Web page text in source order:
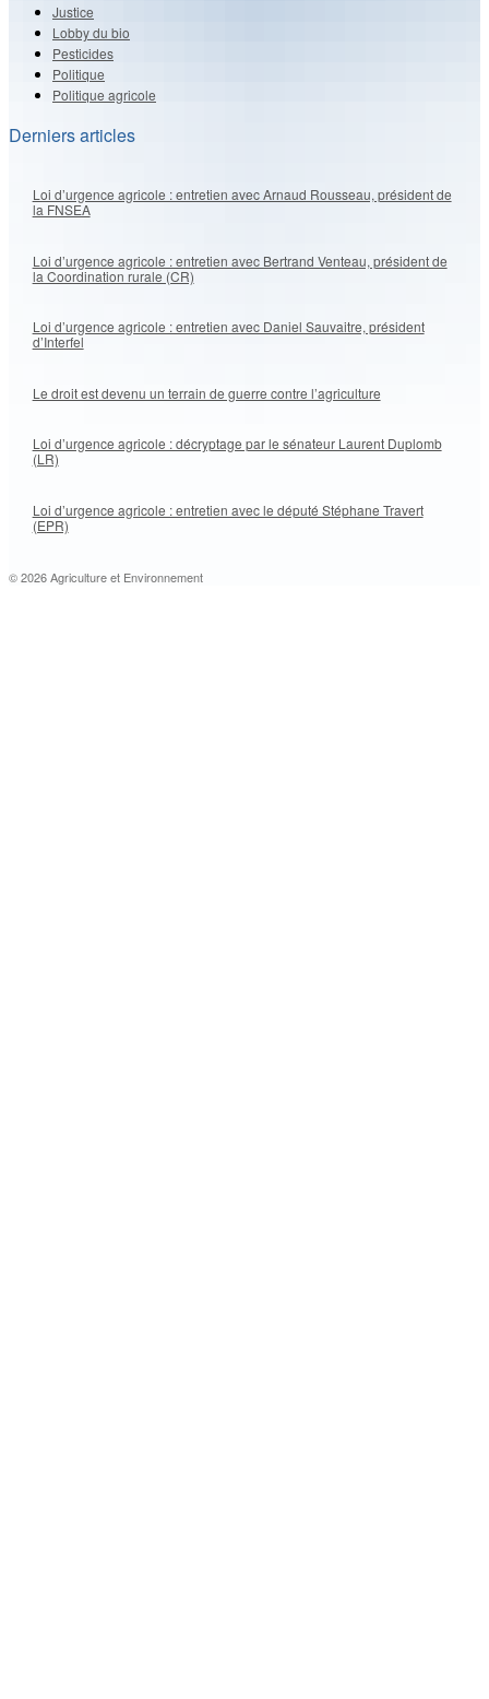
Justice
Lobby du bio
Pesticides
Politique
Politique agricole
Derniers articles
Loi d’urgence agricole : entretien avec Arnaud Rousseau, président de
la FNSEA
Loi d’urgence agricole : entretien avec Bertrand Venteau, président de
la Coordination rurale (CR)
Loi d’urgence agricole : entretien avec Daniel Sauvaitre, président
d’Interfel
Le droit est devenu un terrain de guerre contre l’agriculture
Loi d’urgence agricole : décryptage par le sénateur Laurent Duplomb
(LR)
Loi d’urgence agricole : entretien avec le député Stéphane Travert
(EPR)
© 2026 Agriculture et Environnement